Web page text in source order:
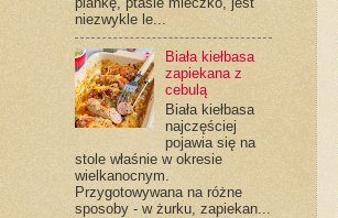
niezwykle le...
Biała kiełbasa
zapiekana z
cebulą
Biała kiełbasa
najczęściej
pojawia się na
stole właśnie w okresie
wielkanocnym.
Przygotowywana na różne
sposoby - w żurku, zapiekan...